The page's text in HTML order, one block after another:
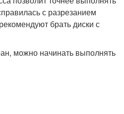
с разрезанием
брать диски с
можно начинать выполнять